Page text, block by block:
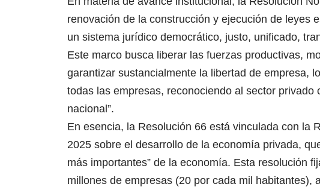
renovación de la construcción y ejecución de leyes
un sistema jurídico democrático, justo, unificado,
Este marco busca liberar las fuerzas productivas,
garantizar sustancialmente la libertad de empresa,
todas las empresas, reconociendo al sector
nacional”.
En esencia, la Resolución 66 está vinculada con la
2025 sobre el desarrollo de la economía privada,
más importantes” de la economía. Esta resolución
millones de empresas (20 por cada mil